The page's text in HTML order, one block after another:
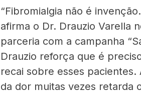
“Fibromialgia não é
afirma o Dr. Drauzio Varella
parceria com a campanha
Drauzio reforça que é
recai sobre esses
da dor muitas vezes retarda